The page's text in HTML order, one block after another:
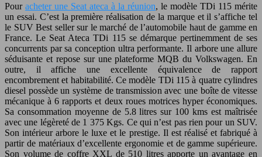
Pour acheter une Seat ateca à la réunion, le modèle TDi 115 mérite
un essai. C’est la première réalisation de la marque et il s’affiche tel
le SUV Best seller sur le marché de l’automobile haut de gamme en
France. Le Seat Ateca TDi 115 se démarque pertinemment de ses
concurrents par sa conception ultra performante. Il arbore une allure
séduisante et repose sur une plateforme MQB du Volkswagen. En
outre, il affiche une excellente équivalence de rapport
encombrement et habitabilité. Ce modèle TDi 115 à quatre cylindres
diesel possède un système de transmission avec une boîte de vitesse
mécanique à 6 rapports et deux roues motrices hyper économiques.
Sa consommation moyenne de 5.8 litres sur 100 kms est maîtrisée
avec une légèreté de 1 375 Kgs. Ce qui n’est pas rien pour un SUV.
Son intérieur arbore le luxe et le prestige. Il est réalisé et fabriqué à
partir de matériaux d’excellente ergonomie et de gamme supérieure.
Son volume de coffre XXL de 510 litres apporte un avantage en